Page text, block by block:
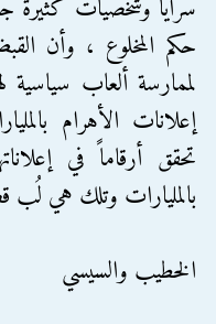
سرايا وشخصيات كثيرة
حكم المخلوع ، وأن
لممارسة ألعاب
إعلانات الأهرام
تحقق أرقاماً في
بالمليارات وتلك هي لُب
الخطيب والسيسي